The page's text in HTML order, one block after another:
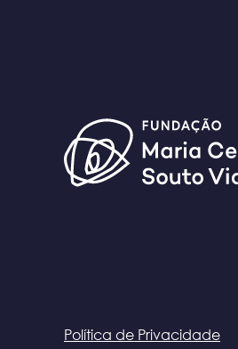
Política de Privacidade